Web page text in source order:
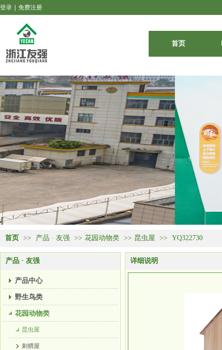
首页
登录 免费注册
首页 >> 产品 · 友强 >> 花园动物类 >> 昆虫屋 >> YQ322730
产品 · 友强
产品中心
野生鸟类
花园动物类
昆虫屋
刺猬屋
详细说明